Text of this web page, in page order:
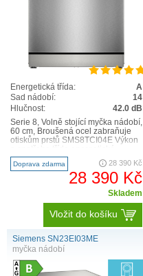
Energetická třída:
A
Sad nádobí:
14
Hlučnost:
42.0 dB
Serie 8, Volně stojící myčka nádobí,
60 cm, Broušená ocel zabraňuje
otiskům prstů SMS8TCI04E Výkon
účinnosti:1 A ..
Doprava zdarma 28 390 Kč
28 390 Kč
Skladem
Vložit do košíku
Siemens SN23EI03ME
myčka nádobí